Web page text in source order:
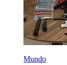
Mundo